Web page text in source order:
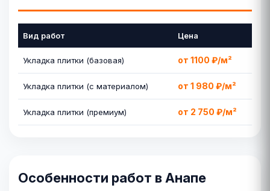
Вид работ Цена
Укладка плитки (базовая) от 1100 ₽/м²
Укладка плитки (с материалом) от 1 980 ₽/м²
Укладка плитки (премиум) от 2 750 ₽/м²
Особенности работ в Анапе